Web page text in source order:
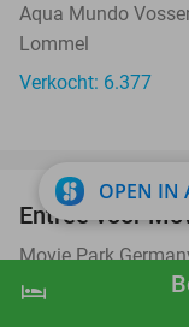
shopping_cart
hotel
Aqua Mundo
Lommel
Verkocht: 6.377
Entree voor
Movie Park
Bottrop
OPEN IN